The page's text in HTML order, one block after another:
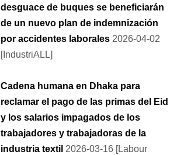
desguace de buques se beneficiarán
de un nuevo plan de indemnización
por accidentes laborales 2026-04-02
[IndustriALL]
Cadena humana en Dhaka para
reclamar el pago de las primas del Eid
y los salarios impagados de los
trabajadores y trabajadoras de la
industria textil 2026-03-16 [Labour